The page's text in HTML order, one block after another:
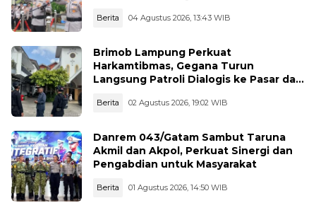
Berita 04 Agustus 2026, 13:43 WIB
Brimob Lampung Perkuat
Harkamtibmas, Gegana Turun
Langsung Patroli Dialogis ke Pasar dan
Berita 02 Agustus 2026, 19:02 WIB
Danrem 043/Gatam Sambut Taruna
Akmil dan Akpol, Perkuat Sinergi dan
Pengabdian untuk Masyarakat
Berita 01 Agustus 2026, 14:50 WIB